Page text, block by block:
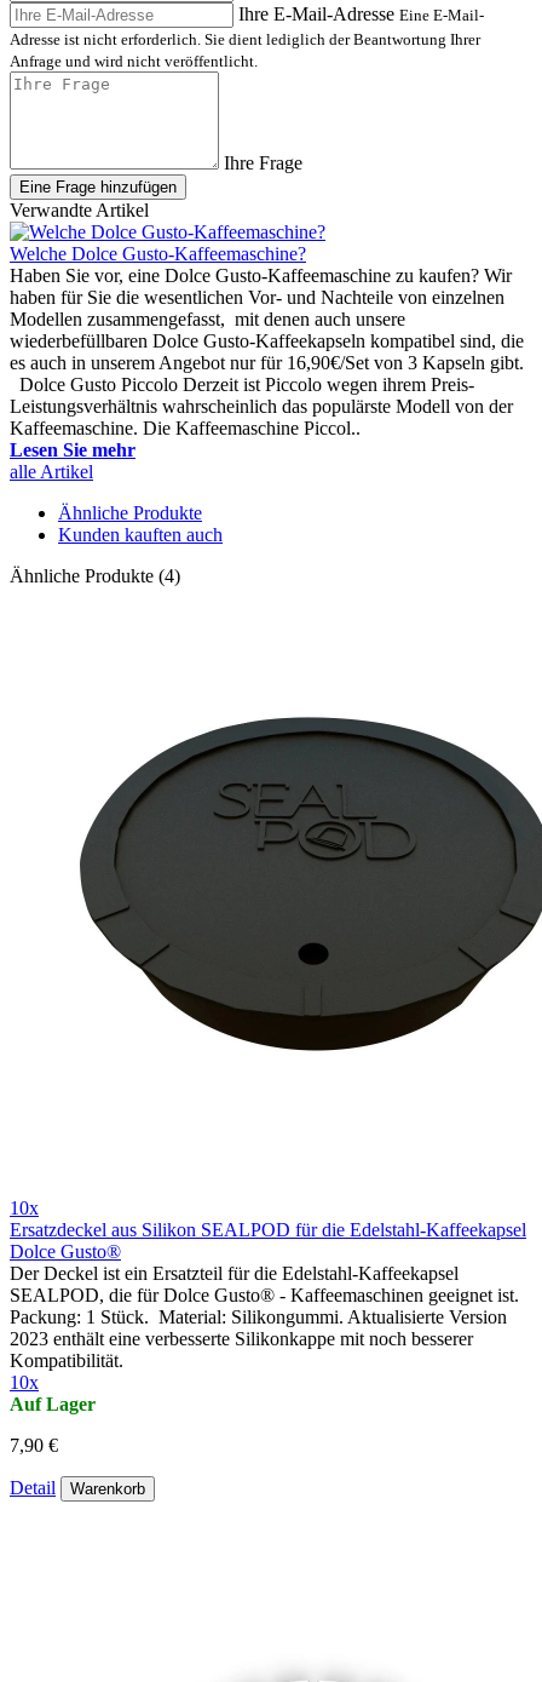
Ihre E-Mail-Adresse Eine E-Mail-
Adresse ist nicht erforderlich. Sie dient lediglich der Beantwortung Ihrer
Anfrage und wird nicht veröffentlicht.
Ihre Frage
Eine Frage hinzufügen
Verwandte Artikel
Welche Dolce Gusto-Kaffeemaschine?
Haben Sie vor, eine Dolce Gusto-Kaffeemaschine zu kaufen? Wir
haben für Sie die wesentlichen Vor- und Nachteile von einzelnen
Modellen zusammengefasst, mit denen auch unsere
wiederbefüllbaren Dolce Gusto-Kaffeekapseln kompatibel sind, die
es auch in unserem Angebot nur für 16,90€/Set von 3 Kapseln gibt.
Dolce Gusto Piccolo Derzeit ist Piccolo wegen ihrem Preis-
Leistungsverhältnis wahrscheinlich das populärste Modell von der
Kaffeemaschine. Die Kaffeemaschine Piccol..
Lesen Sie mehr
alle Artikel
Ähnliche Produkte
Kunden kauften auch
Ähnliche Produkte (4)
10x
Ersatzdeckel aus Silikon SEALPOD für die Edelstahl-Kaffeekapsel
Dolce Gusto®
Der Deckel ist ein Ersatzteil für die Edelstahl-Kaffeekapsel
SEALPOD, die für Dolce Gusto® - Kaffeemaschinen geeignet ist.
Packung: 1 Stück. Material: Silikongummi. Aktualisierte Version
2023 enthält eine verbesserte Silikonkappe mit noch besserer
Kompatibilität.
10x
Auf Lager
7,90 €
Detail Warenkorb